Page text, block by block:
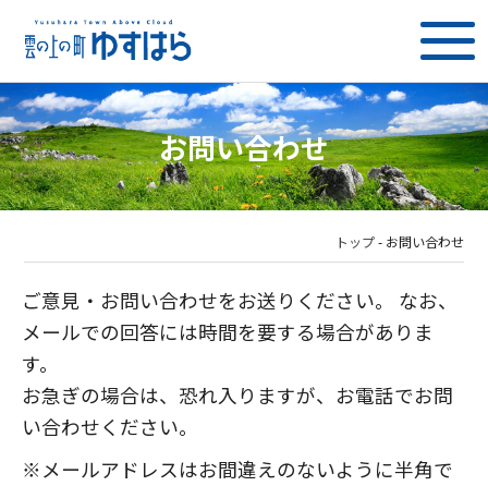
お問い合わせ
トップ - お問い合わせ
ご意見・お問い合わせをお送りください。 なお、
メールでの回答には時間を要する場合がありま
す。
お急ぎの場合は、恐れ入りますが、お電話でお問
い合わせください。
※メールアドレスはお間違えのないように半角で